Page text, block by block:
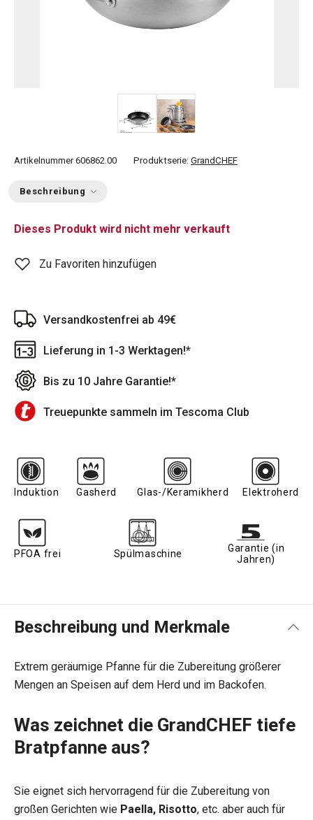
Artikelnummer 606862.00 Produktserie: GrandCHEF
Beschreibung
Dieses Produkt wird nicht mehr verkauft
Zu Favoriten hinzufügen
Versandkostenfrei ab 49€
Lieferung in 1-3 Werktagen!*
Bis zu 10 Jahre Garantie!*
Treuepunkte sammeln im Tescoma Club
Induktion Gasherd Glas-/Keramikherd Elektroherd
PFOA frei Spülmaschine
Garantie (in
Jahren)
Beschreibung und Merkmale
Extrem geräumige Pfanne für die Zubereitung größerer
Mengen an Speisen auf dem Herd und im Backofen.
Was zeichnet die GrandCHEF tiefe
Bratpfanne aus?
Sie eignet sich hervorragend für die Zubereitung von
großen Gerichten wie Paella, Risotto, etc. aber auch für